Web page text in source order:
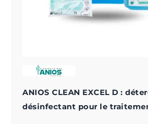
ANIOS CLEAN EXCEL D :
désinfectant pour le